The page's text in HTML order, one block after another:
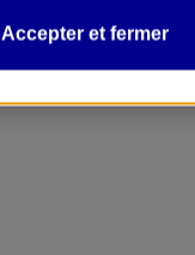
Accepter et fermer